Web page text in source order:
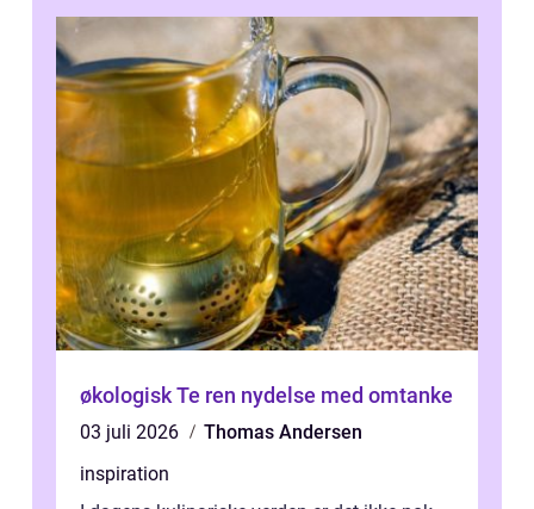
økologisk Te ren nydelse med omtanke
03 juli 2026
Thomas Andersen
inspiration